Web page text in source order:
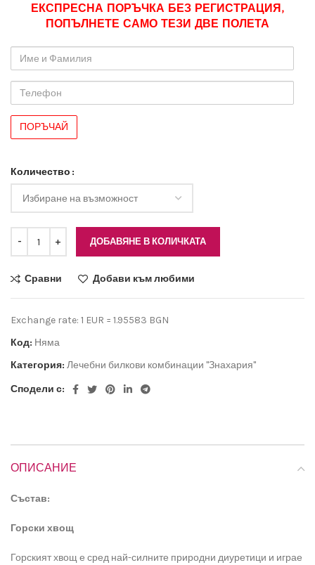
ЕКСПРЕСНА ПОРЪЧКА БЕЗ РЕГИСТРАЦИЯ,
ПОПЪЛНЕТЕ САМО ТЕЗИ ДВЕ ПОЛЕТА
Име
и
Фамилия
Телефон
Количество
ДОБАВЯНЕ В КОЛИЧКАТА
Сравни Добави към любими
Exchange rate: 1 EUR = 1.95583 BGN
Код: Няма
Категория: Лечебни билкови комбинации "Знахария"
Сподели с:
ОПИСАНИЕ
Състав:
Горски хвощ
Горският хвощ е сред най-силните природни диуретици и играе